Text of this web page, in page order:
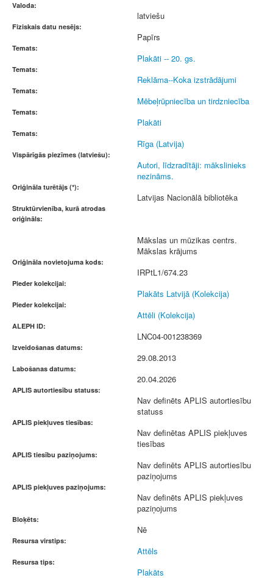
Valoda:
latviešu
Fiziskais datu nesējs:
Papīrs
Temats:
Plakāti -- 20. gs.
Temats:
Reklāma--Koka izstrādājumi
Temats:
Mēbeļrūpniecība un tirdzniecība
Temats:
Plakāti
Temats:
Rīga (Latvija)
Vispārīgās piezīmes (latviešu):
Autori, līdzradītāji: mākslinieks
nezināms.
Oriģināla turētājs (*):
Latvijas Nacionālā bibliotēka
Struktūrvienība, kurā atrodas
oriģināls:
Mākslas un mūzikas centrs.
Mākslas krājums
Oriģināla novietojuma kods:
IRPtL1/674.23
Pieder kolekcijai:
Plakāts Latvijā (Kolekcija)
Pieder kolekcijai:
Attēli (Kolekcija)
ALEPH ID:
LNC04-001238369
Izveidošanas datums:
29.08.2013
Labošanas datums:
20.04.2026
APLIS autortiesību statuss:
Nav definēts APLIS autortiesību
statuss
APLIS piekļuves tiesības:
Nav definētas APLIS piekļuves
tiesības
APLIS tiesību paziņojums:
Nav definēts APLIS autortiesību
paziņojums
APLIS piekļuves paziņojums:
Nav definēts APLIS piekļuves
paziņojums
Bloķēts:
Nē
Resursa virstips:
Attēls
Resursa tips:
Plakāts